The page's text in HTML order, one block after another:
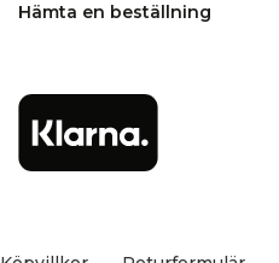
Hämta en beställning